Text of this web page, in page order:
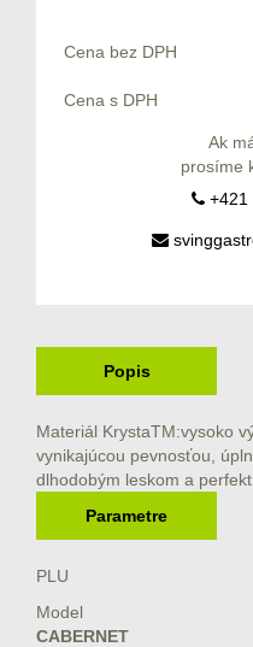
Cena bez DPH
Cena s DPH
Ak
prosíme
+421
Popis
Materiál KrystaTM:vysoko
vynikajúcou pevnosťou,
dlhodobým leskom a
Parametre
PLU
Model
CABERNET